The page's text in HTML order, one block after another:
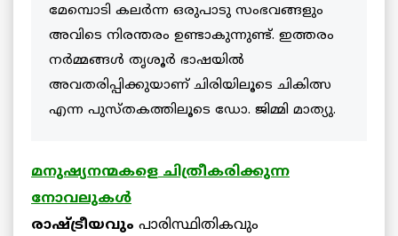
മേമ്പൊടി കലര്‍ന്ന ഒരുപാടു സംഭവങ്ങളും
അവിടെ നിരന്തരം ഉണ്ടാകുന്നുണ്ട്. ഇത്തരം
നര്‍മ്മങ്ങള്‍ തൃശൂര്‍ ഭാഷയില്‍
അവതരിപ്പിക്കുയാണ് ചിരിയിലൂടെ ചികിത്സ
എന്ന പുസ്തകത്തിലൂടെ ഡോ. ജിമ്മി മാത്യു.
മനുഷ്യനന്മകളെ ചിത്രീകരിക്കുന്ന
നോവലുകള്‍
രാഷ്ട്രീയവും പാരിസ്ഥിതികവും